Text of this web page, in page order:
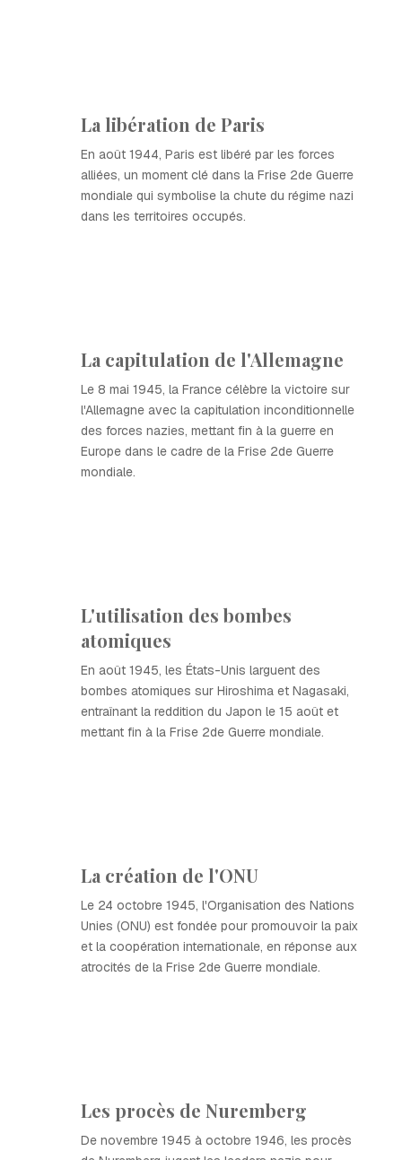
La libération de Paris
En août 1944, Paris est libéré par les forces
alliées, un moment clé dans la Frise 2de Guerre
mondiale qui symbolise la chute du régime nazi
dans les territoires occupés.
La capitulation de l'Allemagne
Le 8 mai 1945, la France célèbre la victoire sur
l'Allemagne avec la capitulation inconditionnelle
des forces nazies, mettant fin à la guerre en
Europe dans le cadre de la Frise 2de Guerre
mondiale.
L'utilisation des bombes
atomiques
En août 1945, les États-Unis larguent des
bombes atomiques sur Hiroshima et Nagasaki,
entraînant la reddition du Japon le 15 août et
mettant fin à la Frise 2de Guerre mondiale.
La création de l'ONU
Le 24 octobre 1945, l'Organisation des Nations
Unies (ONU) est fondée pour promouvoir la paix
et la coopération internationale, en réponse aux
atrocités de la Frise 2de Guerre mondiale.
Les procès de Nuremberg
De novembre 1945 à octobre 1946, les procès